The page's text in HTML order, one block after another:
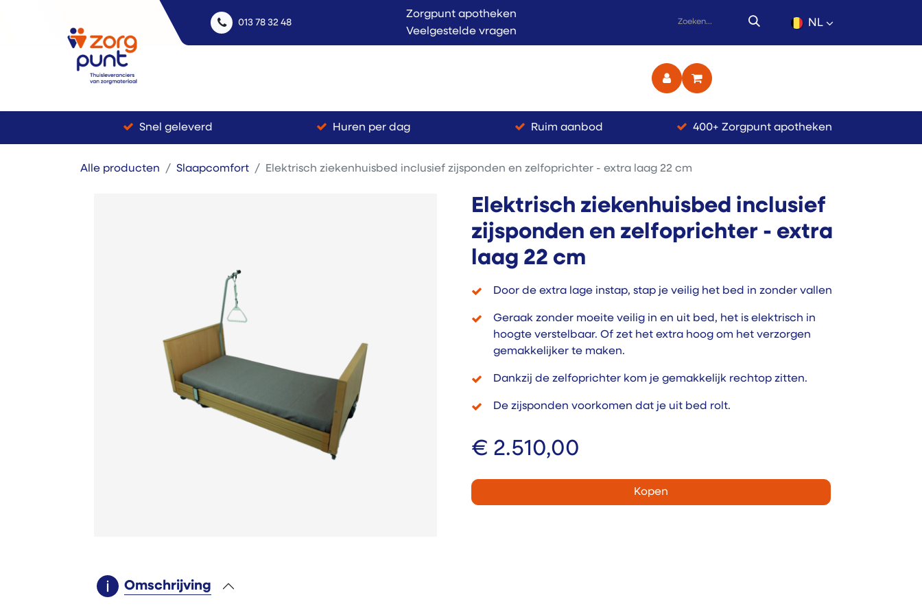
013 78 32 48
Zorgpunt apotheken
Veelgestelde vragen
NL
Snel geleverd Huren per dag Ruim aanbod 400+ Zorgpunt apotheken
Alle producten Slaapcomfort Elektrisch ziekenhuisbed inclusief zijsponden en zelfoprichter - extra laag 22 cm
Elektrisch ziekenhuisbed inclusief
zijsponden en zelfoprichter - extra
laag 22 cm
Door de extra lage instap, stap je veilig het bed in zonder vallen
Geraak zonder moeite veilig in en uit bed, het is elektrisch in
hoogte verstelbaar. Of zet het extra hoog om het verzorgen
gemakkelijker te maken.
Dankzij de zelfoprichter kom je gemakkelijk rechtop zitten.
De zijsponden voorkomen dat je uit bed rolt.
€ 2.510,00
Kopen
Omschrijving